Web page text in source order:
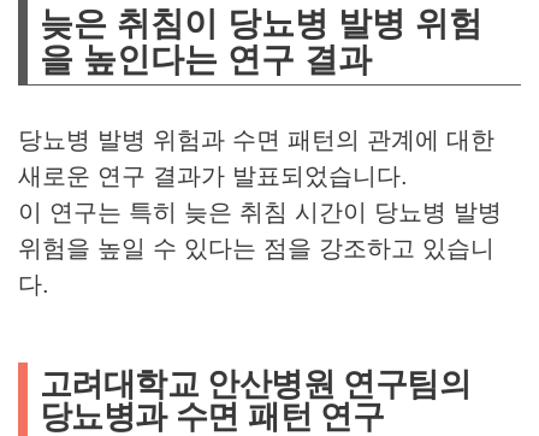
늦은 취침이 당뇨병 발병 위험
을 높인다는 연구 결과
당뇨병 발병 위험과 수면 패턴의 관계에 대한
새로운 연구 결과가 발표되었습니다.
이 연구는 특히 늦은 취침 시간이 당뇨병 발병
위험을 높일 수 있다는 점을 강조하고 있습니
다.
고려대학교 안산병원 연구팀의
당뇨병과 수면 패턴 연구